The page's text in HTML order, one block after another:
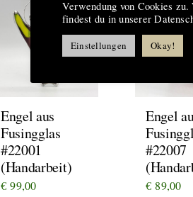
Engel aus
Fusingglas
#22001
(Handarbeit)
€ 99,00
Engel
#22007
€ 89,00
Verwendung von Cookies
findest du in unserer
Einstellungen Okay!